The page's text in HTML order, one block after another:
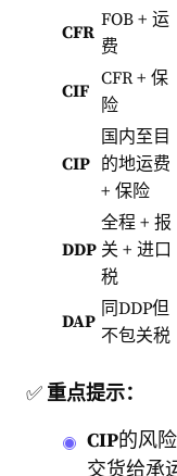
CFR
FOB + 运
费
CIF
CFR + 保
险
CIP
国内至目
的地运费
+ 保险
DDP
全程 + 报
关 + 进口
税
DAP
同DDP但
不包关税
✅ 重点提示：
CIP的风
交货给承